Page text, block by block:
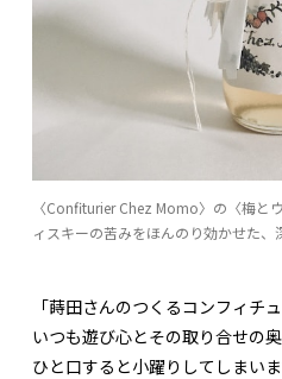
〈Confiturier Chez Momo〉の〈梅と
ィスキーの苦みをほんのり効かせた、
「蒔田さんのつくるコンフィチュ
いつも遊び心とその取り合せの奥
ひと口すると小躍りしてしまい